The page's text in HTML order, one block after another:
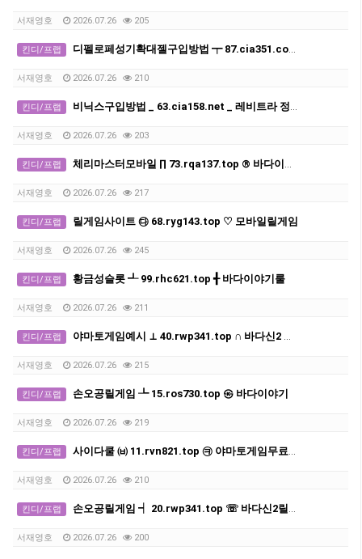
서재영호 2026.07.26 205
킨디/프랩 디펠로페성기확대젤구입방법 ┯ 87.cia351.com ┯ 조루방지제후불제
서재영호 2026.07.26 210
킨디/프랩 비닉스구입방법 _ 63.cia158.net _ 레비트라 정품 구입
서재영호 2026.07.26 203
킨디/프랩 체리마스터모바일 ∏ 73.rqa137.top ® 바다이야기
서재영호 2026.07.26 217
킨디/프랩 릴게임사이트 ㉰ 68.ryg143.top ♡ 모바일릴게임
서재영호 2026.07.26 245
킨디/프랩 황금성슬롯 ┹ 99.rhc621.top ╉ 바다이야기룰
서재영호 2026.07.26 211
킨디/프랩 야마토게임예시 ⊥ 40.rwp341.top ∩ 바다신2 다운로드
서재영호 2026.07.26 215
킨디/프랩 손오공릴게임 ┺ 15.ros730.top ㉿ 바다이야기
서재영호 2026.07.26 219
킨디/프랩 사이다쿨 ㈅ 11.rvn821.top ㉪ 야마토게임무료다운받기
서재영호 2026.07.26 210
킨디/프랩 손오공릴게임 ┥ 20.rwp341.top ☏ 바다신2릴게임
서재영호 2026.07.26 200